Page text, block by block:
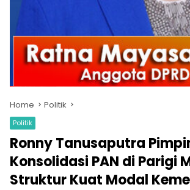
Home Politik
Politik
Ronny Tanusaputra
Konsolidasi PAN di Parigi
Struktur Kuat Modal